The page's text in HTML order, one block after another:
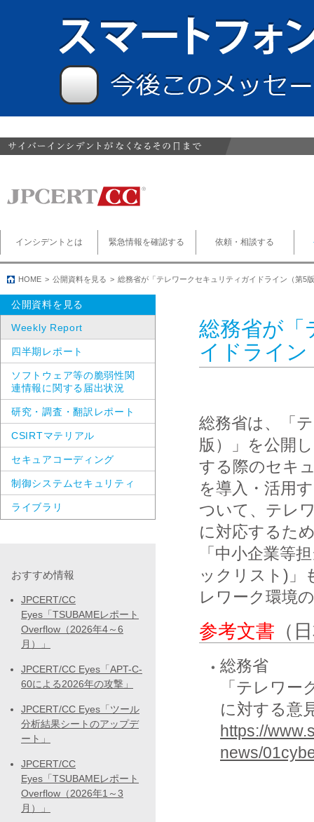
インシデントとは 緊急情報を確認する 依頼・相談する
HOME 公開資料を見る 総務省が「テレワークセキュリティガイドライン（第5
総務省が「
イドライン
総務省は、「
版）」を公開
する際のセキ
を導入・活用
ついて、テレ
に対応するた
「中小企業等
ックリスト)」
レワーク環境
参考文書 （
総務省
「テレワ
に対する意
https://
news/
公開資料を見る
Weekly Report
四半期レポート
ソフトウェア等の脆弱性関
連情報に関する届出状況
研究・調査・翻訳レポート
CSIRTマテリアル
セキュアコーディング
制御システムセキュリティ
ライブラリ
おすすめ情報
JPCERT/CC
Eyes「TSUBAMEレポート
Overflow（2026年4～6
月）」
JPCERT/CC Eyes「APT-C-
60による2026年の攻撃」
JPCERT/CC Eyes「ツール
分析結果シートのアップデ
ート」
JPCERT/CC
Eyes「TSUBAMEレポート
Overflow（2026年1～3
月）」